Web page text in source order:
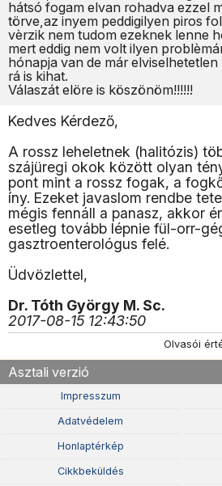
hátsó fogam elvan rohadva ezzel
törve,az inyem peddigilyen piros
vèrzik nem tudom ezeknek lenne
mert eddig nem volt ilyen
hónapja van de már
rá is kihat.
Válaszát elöre is köszönöm!!!!!!
Kedves Kérdező,
A rossz leheletnek (halitózis)
szájüregi okok között olyan
pont mint a rossz fogak, a
íny. Ezeket javaslom rendbe
mégis fennáll a panasz, akkor
esetleg tovább lépnie fül-orr-
gasztroenterológus felé.
Üdvözlettel,
Dr. Tóth György M. Sc.
2017-08-15 12:43:50
Olvasói
Asztali verzió
Impresszum
Adatvédelem
Honlaptérkép
Cikkbeküldés